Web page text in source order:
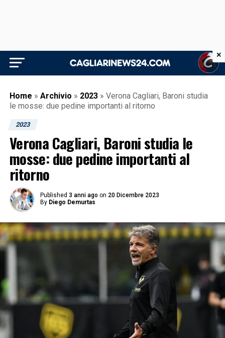
Home » Archivio » 2023 » Verona Cagliari, Baroni studia
le mosse: due pedine importanti al ritorno
2023
Verona Cagliari, Baroni studia le
mosse: due pedine importanti al
ritorno
Published 3 anni ago on 20 Dicembre 2023
By Diego Demurtas
×